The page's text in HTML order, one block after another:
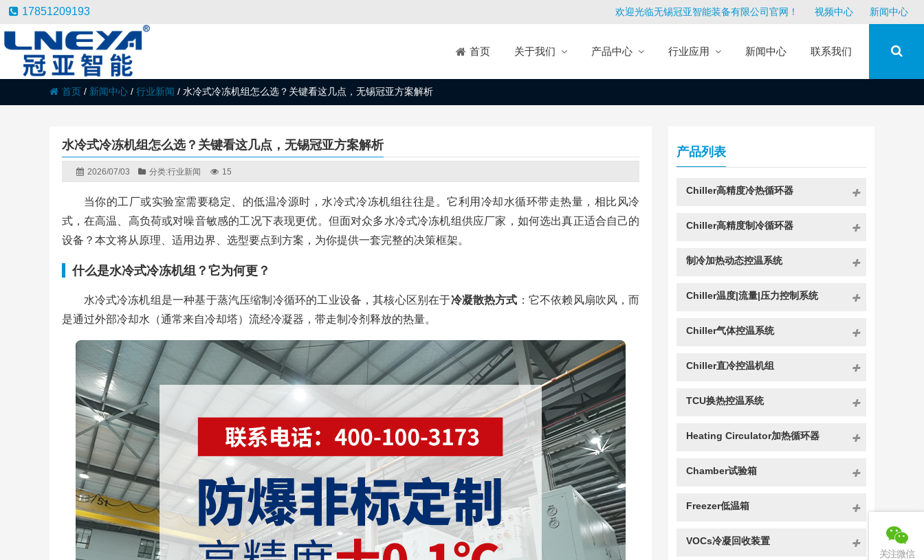
17851209193 欢迎光临无锡冠亚智能装备有限公司官网！ 视频中心 新闻中心
首页 关于我们 产品中心 行业应用 新闻中心 联系我们
首页 / 新闻中心 / 行业新闻 / 水冷式冷冻机组怎么选？关键看这几点，无锡冠亚方案解析
水冷式冷冻机组怎么选？关键看这几点，无锡冠亚方案解析
2026/07/03 分类:行业新闻 15
当你的工厂或实验室需要稳定、的低温冷源时，水冷式冷冻机组往往是。它利用冷却水循环带走热量，相比风冷
式，在高温、高负荷或对噪音敏感的工况下表现更优。但面对众多水冷式冷冻机组供应厂家，如何选出真正适合自己的
设备？本文将从原理、适用边界、选型要点到方案，为你提供一套完整的决策框架。
什么是水冷式冷冻机组？它为何更？
水冷式冷冻机组是一种基于蒸汽压缩制冷循环的工业设备，其核心区别在于冷凝散热方式 ：它不依赖风扇吹风，而
是通过外部冷却水（通常来自冷却塔）流经冷凝器，带走制冷剂释放的热量。
产品列表
Chiller高精度冷热循环器
Chiller高精度制冷循环器
制冷加热动态控温系统
Chiller温度|流量|压力控制系统
Chiller气体控温系统
Chiller直冷控温机组
TCU换热控温系统
Heating Circulator加热循环器
Chamber试验箱
Freezer低温箱
VOCs冷凝回收装置
关注微信